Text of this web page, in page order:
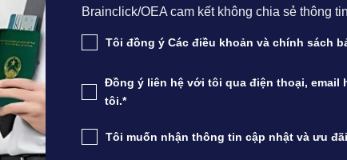
Brainclick/OEA cam kết không chia sẻ thông
Tôi đồng ý Các điều khoản và chính sách
Đồng ý liên hệ với tôi qua điện thoại, email
tôi.*
Tôi muốn nhận thông tin cập nhật và ưu